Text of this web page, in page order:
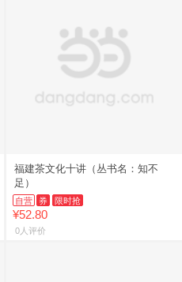
福建茶文化十讲（丛书名：知不
足）
自营 券 限时抢
¥52.80
0人评价